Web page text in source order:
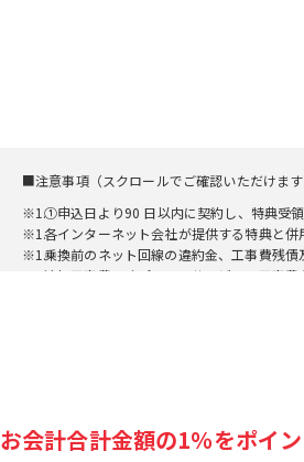
■注意事項（スクロールでご確認いただけま
※1.①申込日より90 日以内に契約し、特典受
※1.各インターネット会社が提供する特典と
※1.乗換前のネット回線の違約金、工事費残
追加工事費、オプションサービスの工事
お会計合計金額の1％をポイ